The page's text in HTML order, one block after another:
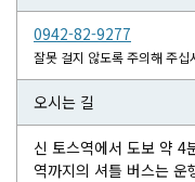
0942-82-9277
잘못 걸지 않도록 주의해 주십
오시는 길
신 토스역에서 도보 약 4
역까지의 셔틀 버스는 운